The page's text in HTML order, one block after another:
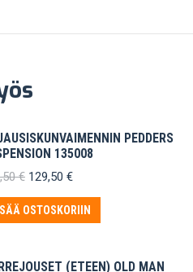
PEDDERS
135008
€ Alkuperäinen
oli:
139,50 €.
129,50 €Nykyinen
on:
129,50 €.
OSTOSKORIIN
(ETEEN) OLD MAN